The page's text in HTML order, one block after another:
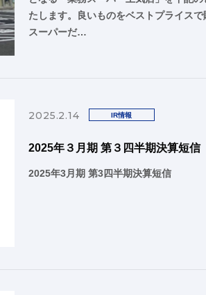
たします。良いものをベストプライス
スーパーだ…
2025.2.14 IR情報
2025年３月期 第３四半期決算短信
2025年3月期 第3四半期決算短信